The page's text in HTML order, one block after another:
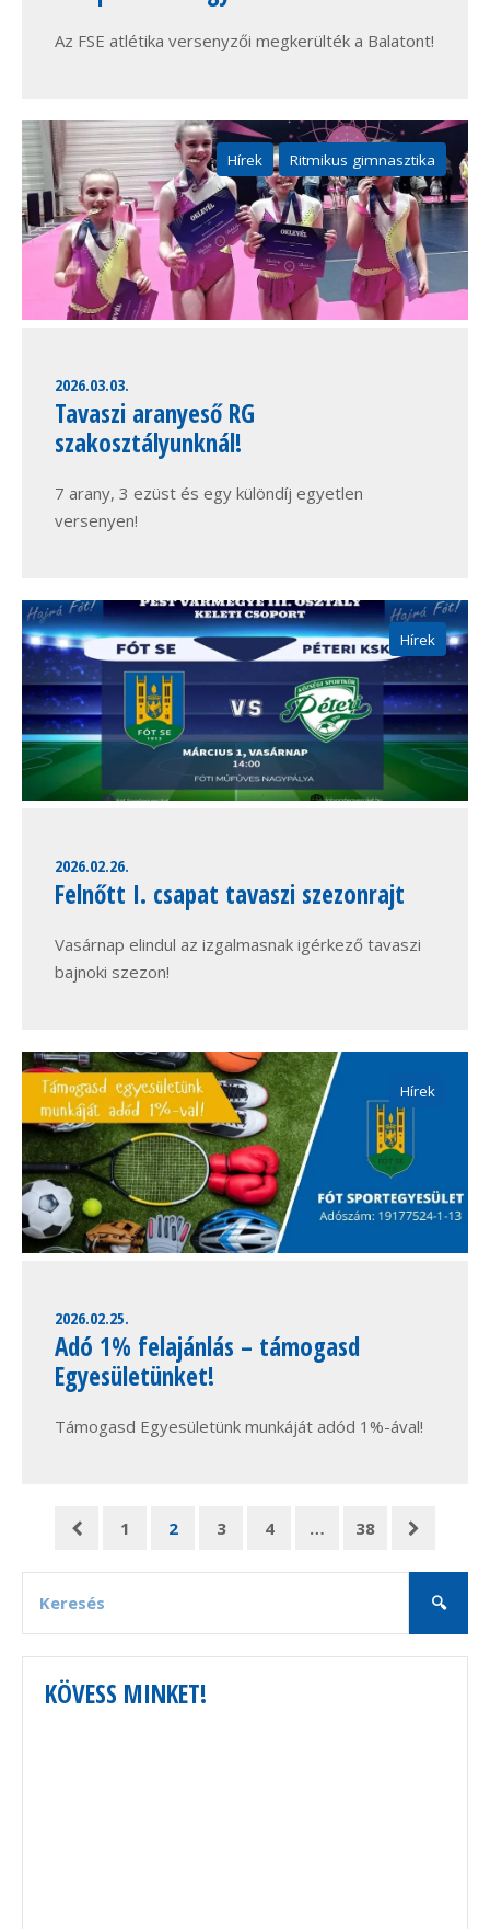
Az FSE atlétika versenyzői megkerülték a Balatont!
Hírek Ritmikus gimnasztika
2026.03.03.
Tavaszi aranyeső RG
szakosztályunknál!
7 arany, 3 ezüst és egy különdíj egyetlen
versenyen!
Hírek
2026.02.26.
Felnőtt I. csapat tavaszi szezonrajt
Vasárnap elindul az izgalmasnak igérkező tavaszi
bajnoki szezon!
Hírek
2026.02.25.
Adó 1% felajánlás – támogasd
Egyesületünket!
Támogasd Egyesületünk munkáját adód 1%-ával!
1 2 3 4 … 38
KÖVESS MINKET!